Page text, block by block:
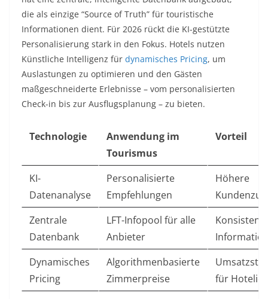
die als einzige “Source of Truth” für touristische
Informationen dient. Für 2026 rückt die KI-gestützte
Personalisierung stark in den Fokus. Hotels nutzen
Künstliche Intelligenz für dynamisches Pricing, um
Auslastungen zu optimieren und den Gästen
maßgeschneiderte Erlebnisse – vom personalisierten
Check-in bis zur Ausflugsplanung – zu bieten.
Technologie
Anwendung im
Tourismus
Vorteil
KI-
Datenanalyse
Personalisierte
Empfehlungen
Höhere
Zentrale
Datenbank
LFT-Infopool für alle
Anbieter
Dynamisches
Pricing
Algorithmenbasierte
Zimmerpreise
für